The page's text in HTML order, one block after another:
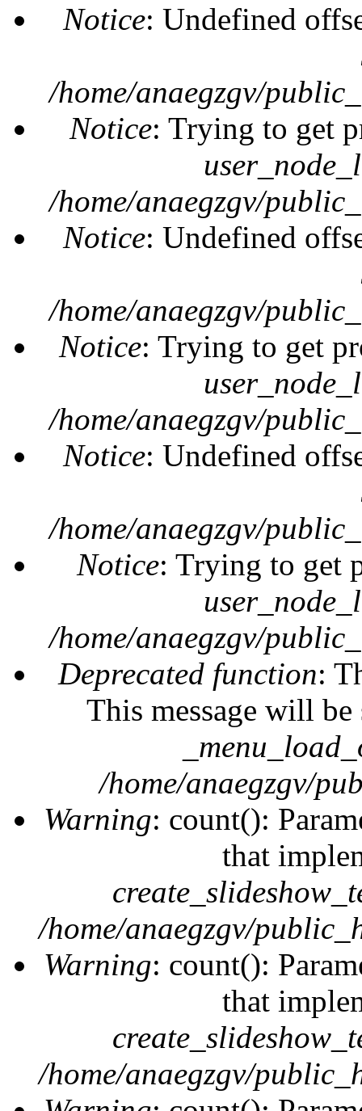
Notice: Undefined
/home/anaegzgv/
Notice: Trying to get
/home/anaegzgv/
Notice: Undefined
/home/anaegzgv/
Notice: Trying to get
/home/anaegzgv/
Notice: Undefined
/home/anaegzgv/
Notice: Trying to get
/home/anaegzgv/
Deprecated function:
This message will
/home/anaegzgv/
Warning: count():
that
/home/anaegzgv/
Warning: count():
that
/home/anaegzgv/